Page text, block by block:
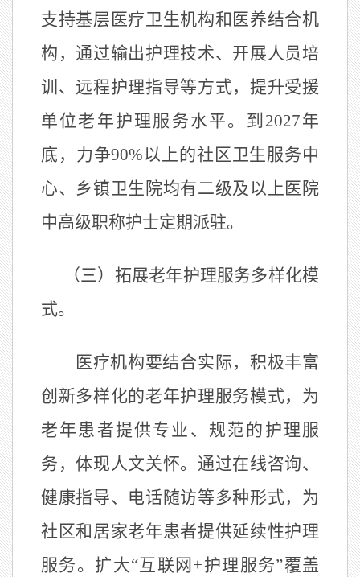
支持基层医疗卫生机构和医养结合机
构，通过输出护理技术、开展人员培
训、远程护理指导等方式，提升受援
单位老年护理服务水平。到 2027年
底，力争90%以上的社区卫生服务中
心、乡镇卫生院均有二级及以上医院
中高级职称护士定期派驻。
（三）拓展老年护理服务多样化模
式。
医疗机构要结合实际，积极丰富
创新多样化的老年护理服务模式，为
老年患者提供专业、规范的护理服
务，体现人文关怀。通过在线咨询、
健康指导、电话随访等多种形式，为
社区和居家老年患者提供延续性护理
服务。扩大“互联网 +护理服务”覆盖